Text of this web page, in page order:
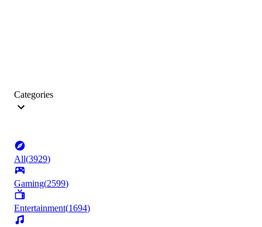
Categories
All(3929)
Gaming(2599)
Entertainment(1694)